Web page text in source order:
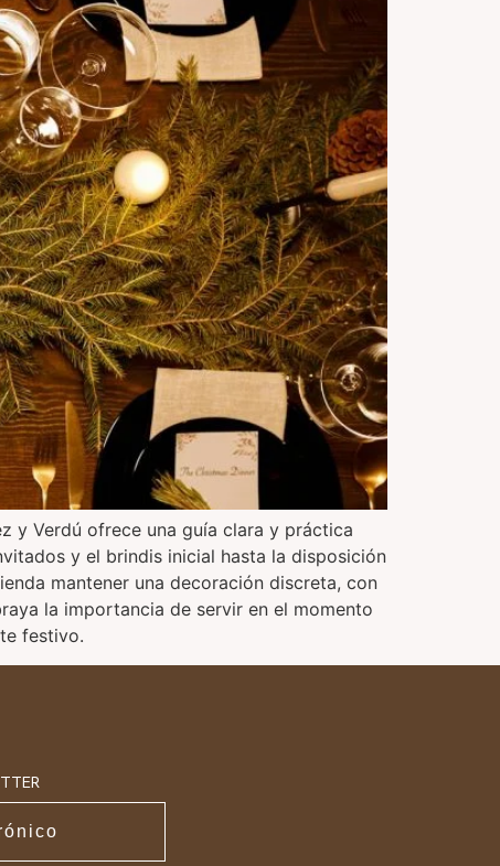
y Verdú ofrece una guía clara y práctica
y el brindis inicial hasta la disposición
mantener una decoración discreta, con
la importancia de servir en el momento
festivo.